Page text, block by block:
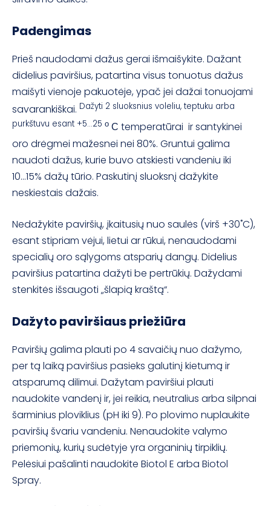
Padengimas
Prieš naudodami dažus gerai išmaišykite. Dažant
didelius paviršius, patartina visus tonuotus dažus
maišyti vienoje pakuotėje, ypač jei dažai tonuojami
savarankiškai. Dažyti 2 sluoksnius voleliu, teptuku arba
purkštuvu esant +5...25 о С temperatūrai ir santykinei
oro drėgmei mažesnei nei 80%. Gruntui galima
naudoti dažus, kurie buvo atskiesti vandeniu iki
10...15% dažų tūrio. Paskutinį sluoksnį dažykite
neskiestais dažais.
Nedažykite paviršių, įkaitusių nuo saulės (virš +30˚C),
esant stipriam vėjui, lietui ar rūkui, nenaudodami
specialių oro sąlygoms atsparių dangų. Didelius
paviršius patartina dažyti be pertrūkių. Dažydami
stenkitės išsaugoti „šlapią kraštą“.
Dažyto paviršiaus priežiūra
Paviršių galima plauti po 4 savaičių nuo dažymo,
per tą laiką paviršius pasieks galutinį kietumą ir
atsparumą dilimui. Dažytam paviršiui plauti
naudokite vandenį ir, jei reikia, neutralius arba silpnai
šarminius ploviklius (pH iki 9). Po plovimo nuplaukite
paviršių švariu vandeniu. Nenaudokite valymo
priemonių, kurių sudėtyje yra organinių tirpiklių.
Pelėsiui pašalinti naudokite Biotol E arba Biotol
Spray.